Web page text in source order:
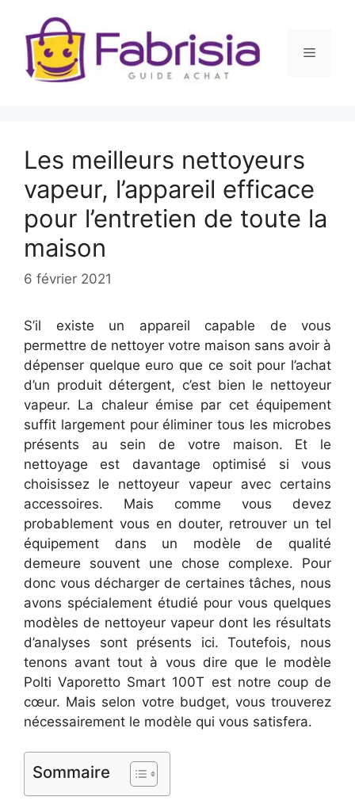
contenu
Menu
Les meilleurs nettoyeurs
vapeur, l’appareil efficace
pour l’entretien de toute la
maison
6 février 2021
S’il existe un appareil capable de vous
permettre de nettoyer votre maison sans avoir à
dépenser quelque euro que ce soit pour l’achat
d’un produit détergent, c’est bien le nettoyeur
vapeur. La chaleur émise par cet équipement
suffit largement pour éliminer tous les microbes
présents au sein de votre maison. Et le
nettoyage est davantage optimisé si vous
choisissez le nettoyeur vapeur avec certains
accessoires. Mais comme vous devez
probablement vous en douter, retrouver un tel
équipement dans un modèle de qualité
demeure souvent une chose complexe. Pour
donc vous décharger de certaines tâches, nous
avons spécialement étudié pour vous quelques
modèles de nettoyeur vapeur dont les résultats
d’analyses sont présents ici. Toutefois, nous
tenons avant tout à vous dire que le modèle
Polti Vaporetto Smart 100T est notre coup de
cœur. Mais selon votre budget, vous trouverez
nécessairement le modèle qui vous satisfera.
Sommaire